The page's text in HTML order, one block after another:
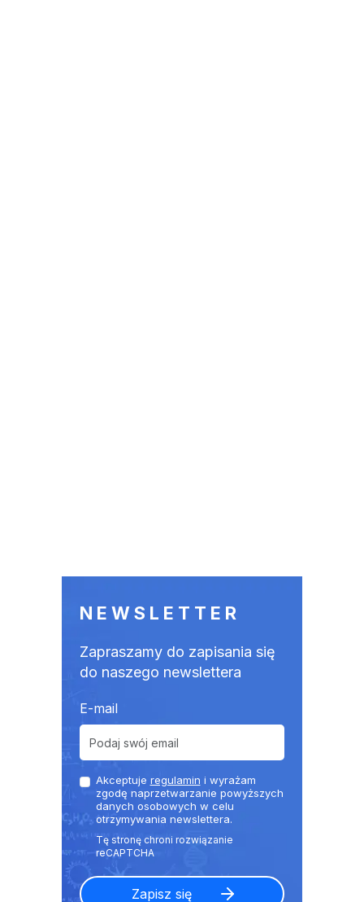
NEWSLETTER
Zapraszamy do zapisania się
do naszego newslettera
E-mail
Akceptuje regulamin i wyrażam
zgodę naprzetwarzanie powyższych
danych osobowych w celu
otrzymywania newslettera.